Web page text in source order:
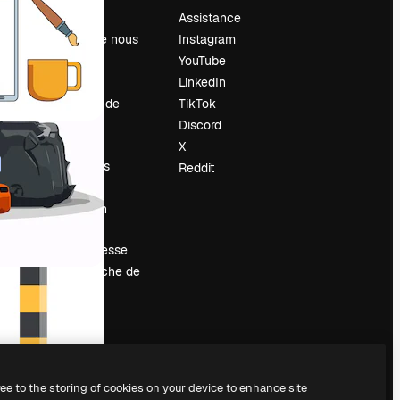
Prix
À propos de nous
Avis
Carrières
Tendances de
recherche
Blog
Événements
Slidesgo
Vendre mon
Salle de presse
À la recherche de
magnific.ai
Assistance
Instagram
YouTube
LinkedIn
TikTok
Discord
X
Reddit
to the storing of cookies on your device to enhance site